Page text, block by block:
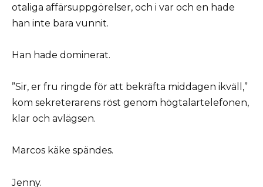
otaliga affärsuppgörelser, och i var och en hade
han inte bara vunnit.
Han hade dominerat.
”Sir, er fru ringde för att bekräfta middagen ikväll,”
kom sekreterarens röst genom högtalartelefonen,
klar och avlägsen.
Marcos käke spändes.
Jenny.